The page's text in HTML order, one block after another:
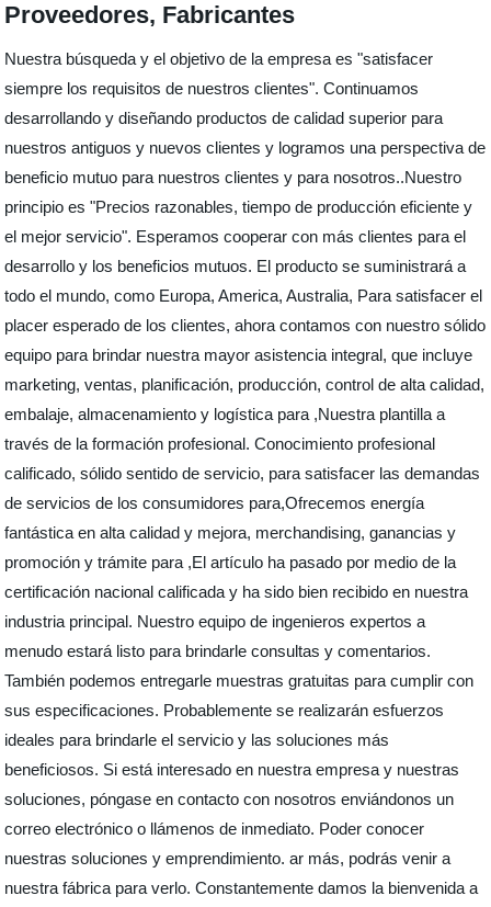
Proveedores, Fabricantes
Nuestra búsqueda y el objetivo de la empresa es "satisfacer
siempre los requisitos de nuestros clientes". Continuamos
desarrollando y diseñando productos de calidad superior para
nuestros antiguos y nuevos clientes y logramos una perspectiva de
beneficio mutuo para nuestros clientes y para nosotros..Nuestro
principio es "Precios razonables, tiempo de producción eficiente y
el mejor servicio". Esperamos cooperar con más clientes para el
desarrollo y los beneficios mutuos. El producto se suministrará a
todo el mundo, como Europa, America, Australia, Para satisfacer el
placer esperado de los clientes, ahora contamos con nuestro sólido
equipo para brindar nuestra mayor asistencia integral, que incluye
marketing, ventas, planificación, producción, control de alta calidad,
embalaje, almacenamiento y logística para ,Nuestra plantilla a
través de la formación profesional. Conocimiento profesional
calificado, sólido sentido de servicio, para satisfacer las demandas
de servicios de los consumidores para,Ofrecemos energía
fantástica en alta calidad y mejora, merchandising, ganancias y
promoción y trámite para ,El artículo ha pasado por medio de la
certificación nacional calificada y ha sido bien recibido en nuestra
industria principal. Nuestro equipo de ingenieros expertos a
menudo estará listo para brindarle consultas y comentarios.
También podemos entregarle muestras gratuitas para cumplir con
sus especificaciones. Probablemente se realizarán esfuerzos
ideales para brindarle el servicio y las soluciones más
beneficiosos. Si está interesado en nuestra empresa y nuestras
soluciones, póngase en contacto con nosotros enviándonos un
correo electrónico o llámenos de inmediato. Poder conocer
nuestras soluciones y emprendimiento. ar más, podrás venir a
nuestra fábrica para verlo. Constantemente damos la bienvenida a